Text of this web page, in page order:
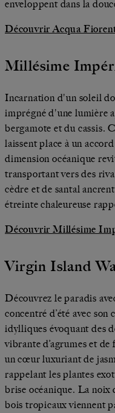
enveloppent dans la
Découvrir Acqua
Millésime
Incarnation d'un soleil
imprégné d'une lumière
bergamote et du cassis.
laissent place à un
dimension océanique
transportant vers des
cèdre et de santal
étreinte chaleureuse
Découvrir Millésime
Virgin Island
Découvrez le paradis
concentré d’été avec
idylliques évoquant des
vibrante d’agrumes et
un cœur luxuriant de
rappelant les plantes
brise océanique. La noix
bois tropicaux viennent